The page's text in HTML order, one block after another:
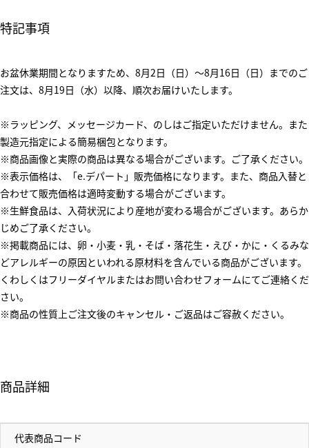
特記事項
お盆休業期間となりますため、8月2日（日）～8月16日（日）までのご
注文は、8月19日（水）以降、順次お届けいたします。
※ラッピング、メッセージカード、のしはご指定いただけません。また
製造元指定による簡易梱包となります。
※商品画像と実際の商品は異なる場合がございます。ご了承ください。
※表示価格は、「e.デパート」販売価格になります。また、商品入替と
合わせて販売価格は適時変動する場合がございます。
※生鮮食品は、入荷状況により産地が変わる場合がございます。あらか
じめご了承ください。
※掲載商品には、卵・小麦・乳・そば・落花生・えび・かに・くるみな
どアレルギーの原因といわれる原材料を含んでいる商品がございます。
くわしくはフリーダイヤルまたはお問い合わせフォームにてご連絡くだ
さい。
※商品の性質上ご注文後のキャンセル・ご返品はご容赦ください。
商品詳細
代表商品コード